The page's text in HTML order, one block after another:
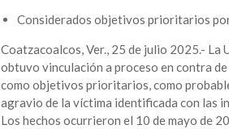
Considerados objetivos prioritarios
Coatzacoalcos, Ver., 25 de julio 2025.- La
obtuvo vinculación a proceso en contra de
como objetivos prioritarios, como
agravio de la víctima identificada con las
Los hechos ocurrieron el 10 de mayo de